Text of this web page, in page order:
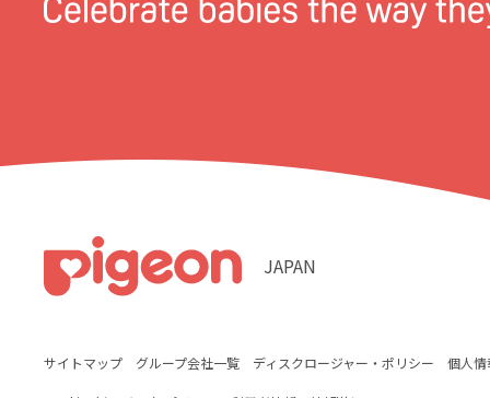
サイトマップ グループ会社一覧 ディスクロージャー・ポリシー 個人
JAPAN